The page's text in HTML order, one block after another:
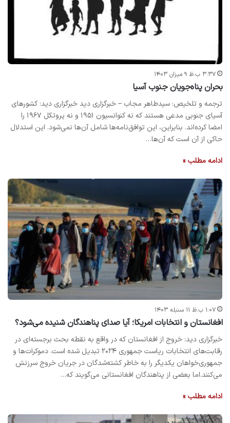
۳:۳۷ ب.ظ ۹ میزان ۱۴۰۳
بحران پناه‌جویان جنوب آسیا
ترجمه و تلخیص: سیدطاهر مجاب – خبرگزاری دید خبرگزاری دید: کشورهای
آسیای جنوبی مدعی هستند که نه کنوانسیون ۱۹۵۱ و نه پروتکل ۱۹۶۷ را
امضا کرده‌اند. بنابراین، این توافق‌نامه‌ها شامل آن‌ها نمی‌شود. این استدلال
حاکی از آن است که آن‌ها…
ادامه مطلب »
۱:۰۷ ب.ظ ۱۱ سنبله ۱۴۰۳
افغانستان و انتخابات امریکا؛ آیا صدای پناهندگان شنیده می‌شود؟
خبرگزاری دید: خروج از افغانستان که در واقع به نقطه بحث برجسته‌ای در
رقابت‌های انتخابات ریاست جمهوری ۲۰۲۴ تبدیل شده است. دموکرات‌ها و
جمهوری‌خواهان یکدیگر را به خاطر کشته‌شدگان در جریان خروج سرزنش
می‌کنند.اما بعضی از پناهندگان افغانستانی می‌گویند که…
ادامه مطلب »